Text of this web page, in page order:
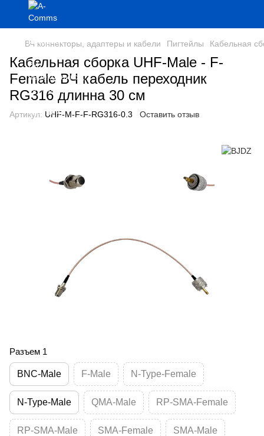
ВЧ коннекторы, адаптеры и кабели Пигтейлы Кабельная
Кабельная сборка UHF-Male - F-
Female ВЧ кабель переходник
RG316 длинна 30 см
Артикул: UHF-M-F-F-RG316-0.3 Оставить отзыв
Разъем 1
BNC-Male F-Male N-Type-Female
N-Type-Male QMA-Male RP-SMA-Female
RP-SMA-Male SMA-Female SMA-Male